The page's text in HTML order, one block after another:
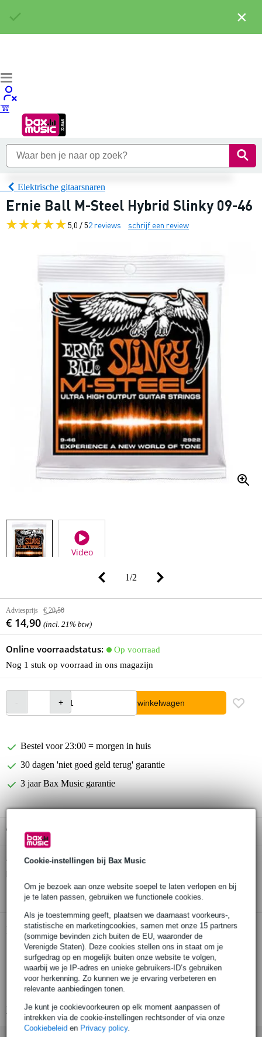
Cookie-instellingen bij Bax Music
Om je bezoek aan onze website soepel te laten verlopen en bij
je te laten passen, gebruiken we functionele cookies.
Als je toestemming geeft, plaatsen we daarnaast voorkeurs-,
statistische en marketingcookies, samen met onze 15 partners
(sommige bevinden zich buiten de EU, waaronder de
Verenigde Staten). Deze cookies stellen ons in staat om je
surfgedrag op en mogelijk buiten onze website te volgen,
waarbij we je IP-adres en unieke gebruikers-ID’s gebruiken
voor herkenning. Zo kunnen we je ervaring verbeteren en
relevante aanbiedingen tonen.
Je kunt je cookievoorkeuren op elk moment aanpassen of
intrekken via de cookie-instellingen rechtsonder of via onze
Cookiebeleid en Privacy policy.
Elektrische gitaarsnaren
Ernie Ball M-Steel Hybrid Slinky 09-46
5,0 / 52 reviews schrijf een review
Video
1/2
Adviesprijs € 20,50
€ 14,90 (incl. 21% btw)
Online voorraadstatus:
Op voorraad
Nog 1 stuk op voorraad in ons magazijn
In winkelwagen
Bestel voor 23:00 = morgen in huis
30 dagen 'niet goed geld terug' garantie
3 jaar Bax Music garantie
Gratis ophalen in de winkel
Twijfel je of deErnie Ball M-Steel Hybrid Slinky 09-46
past? Doe de check.
Start de check
Productinformatie
elektrische gitaarsnaren
soort: M-Steel Slinky
materiaal: Maraging Steel, omwikkeld met een legering van Cobalt
en staal
Bekijk alle productspecificaties
×